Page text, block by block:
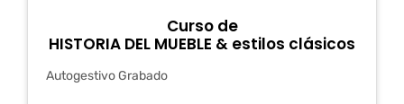
Curso de
HISTORIA DEL MUEBLE & estilos clásicos
Autogestivo Grabado